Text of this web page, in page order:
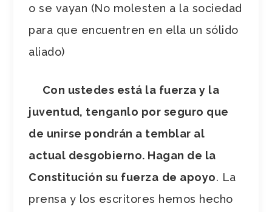
o se vayan (No molesten a la sociedad
para que encuentren en ella un sólido
aliado)
Con ustedes está la fuerza y la
juventud, tenganlo por seguro que
de unirse pondrán a temblar al
actual desgobierno. Hagan de la
Constitución su fuerza de apoyo. La
prensa y los escritores hemos hecho